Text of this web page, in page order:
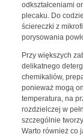
odkształceniami
plecaku. Do
ściereczki z
porysowania
Przy większych
delikatnego
chemikaliów,
ponieważ mogą
temperatura, na
rozdzielczej w
szczególnie
Warto również co